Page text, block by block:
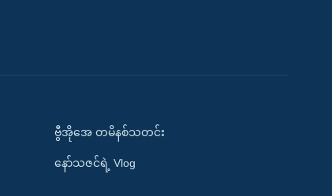
ဗွီအိုအေ တမိနစ်သတင်း
နော်သဇင်ရဲ့ Vlog